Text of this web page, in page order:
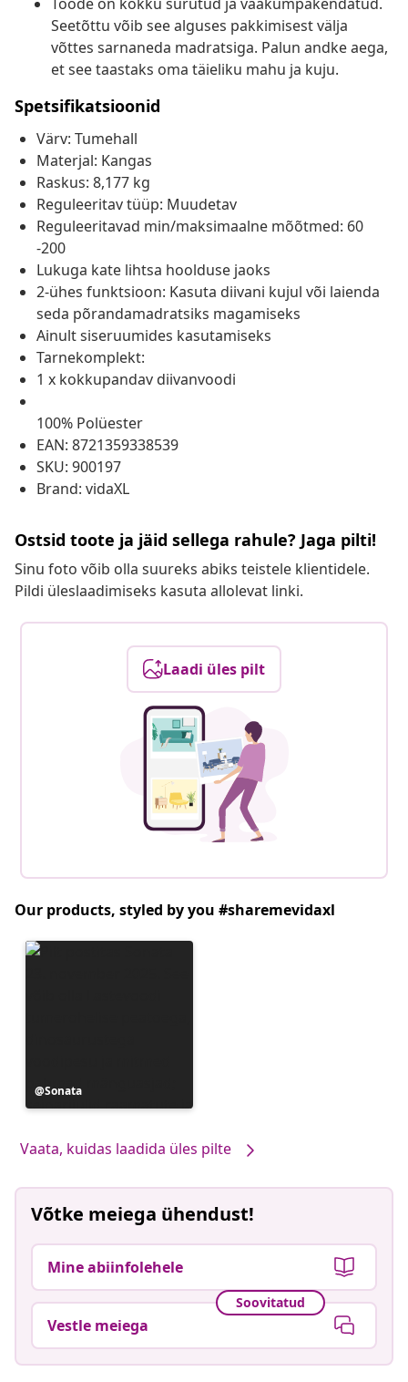
Seetõttu võib see alguses pakkimisest välja
võttes sarnaneda madratsiga. Palun andke aega,
et see taastaks oma täieliku mahu ja kuju.
Spetsifikatsioonid
Värv: Tumehall
Materjal: Kangas
Raskus: 8,177 kg
Reguleeritav tüüp: Muudetav
Reguleeritavad min/maksimaalne mõõtmed: 60
-200
Lukuga kate lihtsa hoolduse jaoks
2-ühes funktsioon: Kasuta diivani kujul või laienda
seda põrandamadratsiks magamiseks
Ainult siseruumides kasutamiseks
Tarnekomplekt:
1 x kokkupandav diivanvoodi
100% Polüester
EAN: 8721359338539
SKU: 900197
Brand: vidaXL
Ostsid toote ja jäid sellega rahule? Jaga pilti!
Sinu foto võib olla suureks abiks teistele klientidele.
Pildi üleslaadimiseks kasuta allolevat linki.
Laadi üles pilt
Our products, styled by you #sharemevidaxl
Postitus
avaldatud
Sonata
Vaata, kuidas laadida üles pilte
Võtke meiega ühendust!
Mine abiinfolehele
Soovitatud
Vestle meiega